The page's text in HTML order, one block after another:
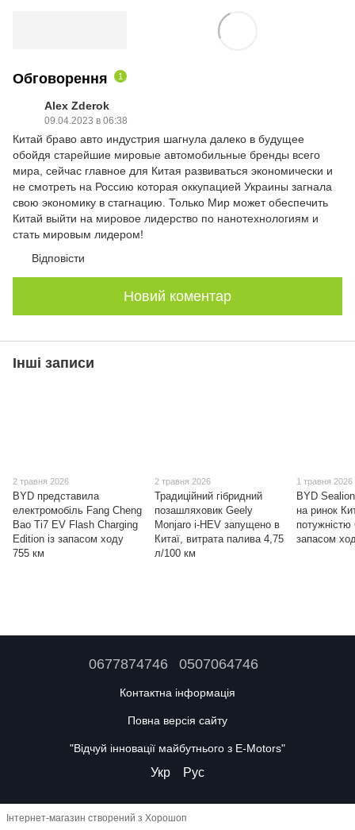
Обговорення 1
Alex Zderok
09.04.2023 в 06:38
Китай браво авто индустрия шагнула далеко в будущее
обойдя старейшие мировые автомобильные бренды всего
мира, сейчас главное для Китая развиваться экономически и
не смотреть на Россию которая оккупацией Украины загнала
свою экономику в стагнацию. Только Мир может обеспечить
Китай выйти на мировое лидерство по нанотехнологиям и
стать мировым лидером!
Відповісти
Новий коментар
Інші записи
2 травня 2026
BYD представила
електромобіль Fang Cheng
Bao Ti7 EV Flash Charging
Edition із запасом ходу
755 км
2 травня 2026
Традиційний гібридний
позашляховик Geely
Monjaro i-HEV запущено в
Китаї, витрата палива 4,75
л/100 км
1 травня 2026
BYD
на ринок
запасом
0677874746 0507064746
Контактна інформація
Повна версія сайту
"Відчуй інновації майбутнього з E-Motors"
Укр Рус
Інтернет-магазин створений з Хорошоп